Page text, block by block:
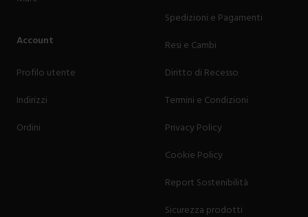
Account
Profilo utente
Indirizzi
Ordini
Spedizioni e Pagamenti
Resi e Cambi
Diritto di Recesso
Termini e Condizioni
Privacy Policy
Cookie Policy
Report Sostenibilità
Sicurezza prodotti